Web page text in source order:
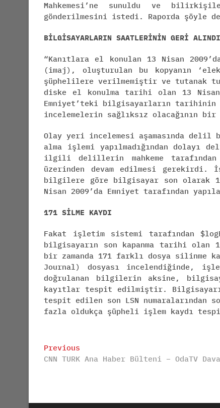
Mahkemesi’ne sunuldu ve
gönderilmesini istedi. Raporda şöyle
BİLGİSAYARLARIN SAATLERİNİN GERİ
“Kanıtlara el konulan 13 Nisan
(imaj), oluşturulan bu kopyanın
şüphelilere verilmemiştir ve tutanak
diske el konulma tarihi olan 13 Nisan
Emniyet’teki bilgisayarların
incelemelerin sağlıksız olacağının
Olay yeri incelemesi aşamasında delil
alma işlemi yapılmadığından dolayı
ilgili delillerin mahkeme
üzerinden devam edilmesi
bilgilere göre bilgisayar son olarak
Nisan 2009’da Emniyet tarafından
171 SİLME KAYDI
Fakat işletim sistemi tarafından
bilgisayarın son kapanma tarihi olan
bir zamanda 171 farklı dosya
Journal) dosyası incelendiğinde,
doğrulanan bilgilerin aksine,
kayıtlar tespit edilmiştir. Bilgisayarın
tespit edilen son LSN numaralarından
fazla oldukça şüpheli işlem kaydı
Post
navigation
Previous
post:
CNN TURK Ana Haber Bülteni – OdaTV